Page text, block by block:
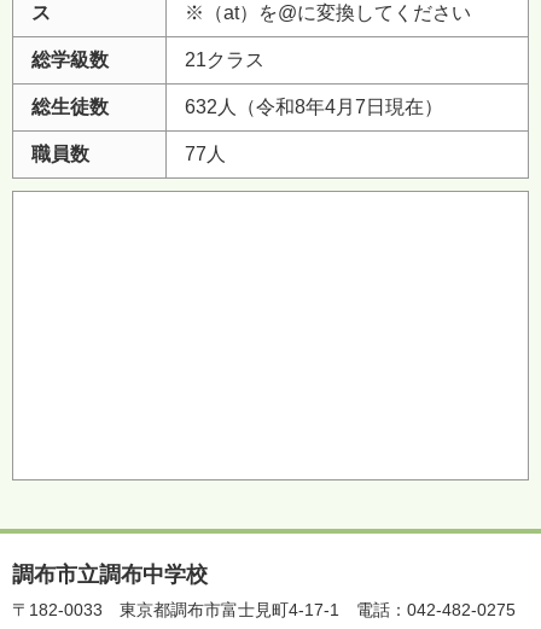
ス
※（at）を@に変換してください
総学級数 21クラス
総生徒数 632人（令和8年4月7日現在）
職員数 77人
調布市立調布中学校
〒182-0033 東京都調布市富士見町4-17-1 電話：042-482-0275